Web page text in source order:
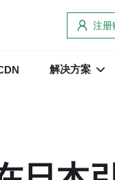
注册
解决方案